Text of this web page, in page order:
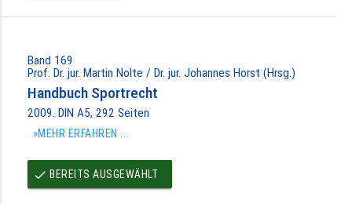
Band 169
Prof. Dr. jur. Martin Nolte / Dr. jur. Johannes Horst (Hrsg.)
Handbuch Sportrecht
2009. DIN A5, 292 Seiten
»MEHR ERFAHREN ...
done BEREITS AUSGEWÄHLT